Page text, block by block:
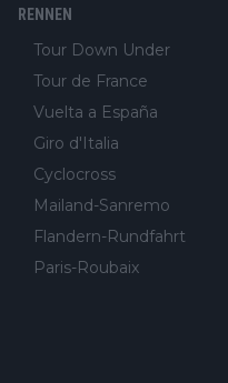
RENNEN
Tour Down Under
Tour de France
Vuelta a España
Giro d'Italia
Cyclocross
Mailand-Sanremo
Flandern-Rundfahrt
Paris-Roubaix